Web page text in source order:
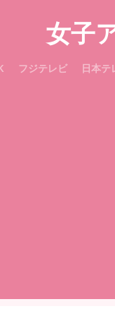
女子
フジテレビ 日本テ